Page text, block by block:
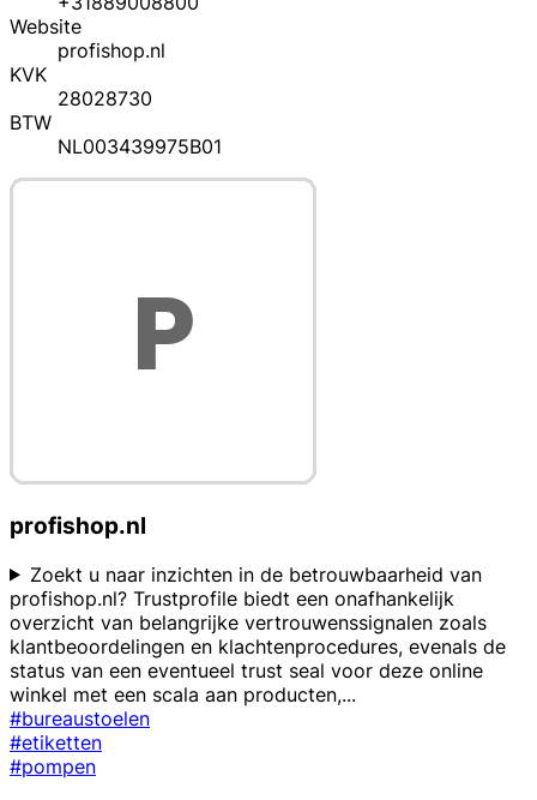
Website
profishop.nl
KVK
28028730
BTW
NL003439975B01
profishop.nl
Zoekt u naar inzichten in de betrouwbaarheid van
profishop.nl? Trustprofile biedt een onafhankelijk
overzicht van belangrijke vertrouwenssignalen zoals
klantbeoordelingen en klachtenprocedures, evenals de
status van een eventueel trust seal voor deze online
winkel met een scala aan producten,...
#bureaustoelen
#etiketten
#pompen